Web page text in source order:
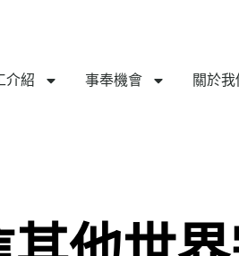
介紹 事奉機會 關於我